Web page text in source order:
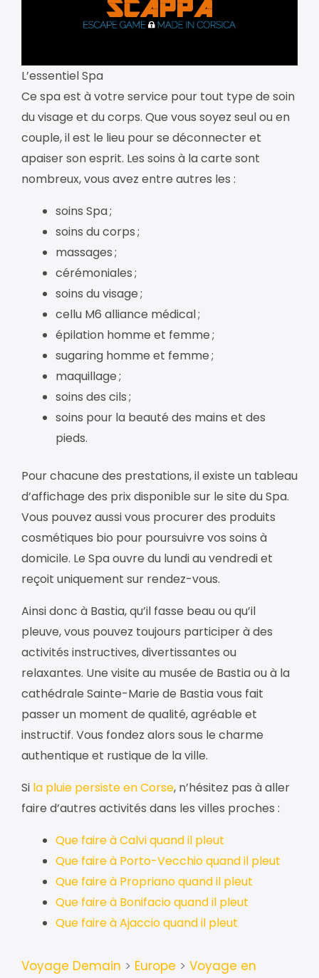
L’essentiel Spa
Ce spa est à votre service pour tout type de soin
du visage et du corps. Que vous soyez seul ou en
couple, il est le lieu pour se déconnecter et
apaiser son esprit. Les soins à la carte sont
nombreux, vous avez entre autres les :
soins Spa ;
soins du corps ;
massages ;
cérémoniales ;
soins du visage ;
cellu M6 alliance médical ;
épilation homme et femme ;
sugaring homme et femme ;
maquillage ;
soins des cils ;
soins pour la beauté des mains et des
pieds.
Pour chacune des prestations, il existe un tableau
d’affichage des prix disponible sur le site du Spa.
Vous pouvez aussi vous procurer des produits
cosmétiques bio pour poursuivre vos soins à
domicile. Le Spa ouvre du lundi au vendredi et
reçoit uniquement sur rendez-vous.
Ainsi donc à Bastia, qu’il fasse beau ou qu’il
pleuve, vous pouvez toujours participer à des
activités instructives, divertissantes ou
relaxantes. Une visite au musée de Bastia ou à la
cathédrale Sainte-Marie de Bastia vous fait
passer un moment de qualité, agréable et
instructif. Vous fondez alors sous le charme
authentique et rustique de la ville.
Si la pluie persiste en Corse, n’hésitez pas à aller
faire d’autres activités dans les villes proches :
Que faire à Calvi quand il pleut
Que faire à Porto-Vecchio quand il pleut
Que faire à Propriano quand il pleut
Que faire à Bonifacio quand il pleut
Que faire à Ajaccio quand il pleut
Voyage Demain > Europe > Voyage en